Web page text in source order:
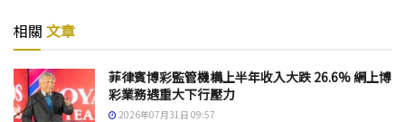
相關 文章
菲律賓博彩監管機構上半年收入大跌 26.6% 網上博
彩業務遇重大下行壓力
2026年07月31日 09:57